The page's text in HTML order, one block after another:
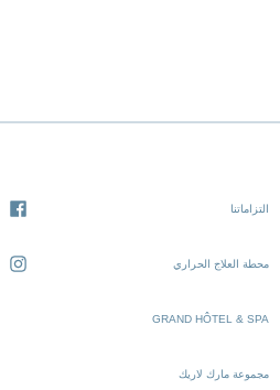
التزاماتنا
محطة العلاج الحراري
GRAND HÔTEL & SPA
مجموعة مارك لاريك